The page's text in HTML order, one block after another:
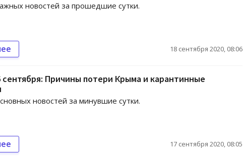
новостей за прошедшие сутки.
18 сентября 2020, 08:06
сентября: Причины потери Крыма и карантинные
новостей за минувшие сутки.
17 сентября 2020, 08:05